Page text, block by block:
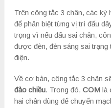
Trên công tắc 3 chân, các ký
để phân biệt từng vị trí đấu
trọng vì nếu đấu sai chân,
được đèn, đèn sáng sai trạng
điện.
Về cơ bản, công tắc 3 chân
đảo chiều. Trong đó, COMlà
hai chân dùng để chuyển